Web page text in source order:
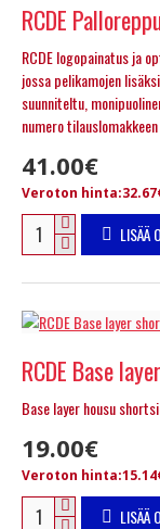
RCDE
RCDE logopainatus ja
jossa pelikamojen
suunniteltu,
numero
41.00€
Veroton
LISÄÄ
RCDE Base
Base layer housu
19.00€
Veroton
LISÄÄ